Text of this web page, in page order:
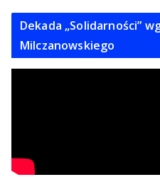
Dekada „Solidarności”
Milczanowskiego